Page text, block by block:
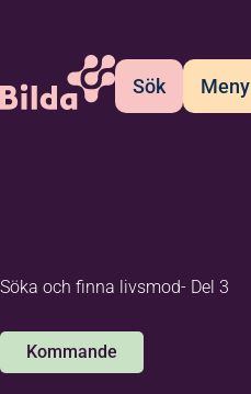
Sök Meny
Söka och finna livsmod- Del 3
Kommande